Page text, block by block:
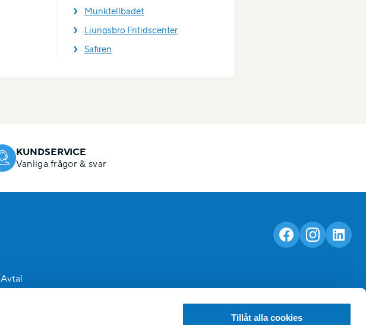
Tillåt alla cookies
Munktellbadet
Ljungsbro Fritidscenter
Safiren
KUNDSERVICE
Vanliga frågor & svar
Avtal